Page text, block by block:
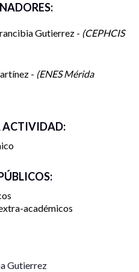
Gutierrez - CEPHCIS
- ENES Mérida
ACTIVIDAD:
académicos
Gutierrez